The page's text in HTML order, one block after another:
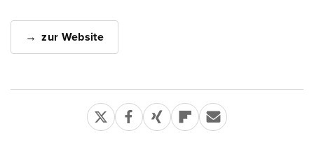
zur Website